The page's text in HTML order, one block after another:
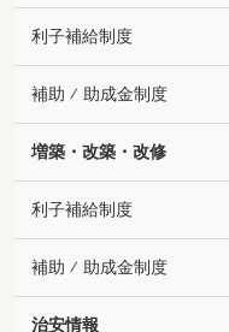
利子補給制度
補助 ⁄ 助成金制度
増築・改築・改修
利子補給制度
補助 ⁄ 助成金制度
治安情報